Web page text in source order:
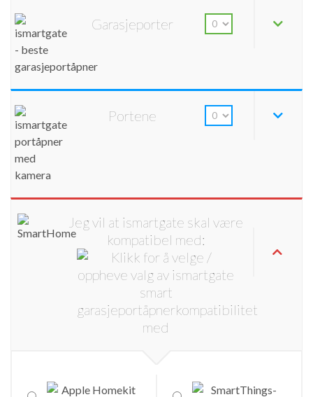
Garasjeporter
Portene
Jeg vil at ismartgate skal være
kompatibel med: